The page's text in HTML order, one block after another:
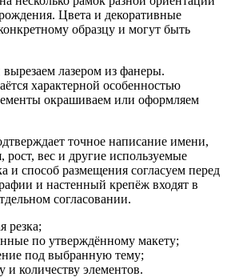
Цвета и декоративные
образцу и могут быть
лазером из фанеры.
характерной особенностью
окрашиваем или оформляем
точное написание имени,
рост, вес и другие используемые
и способ размещения согласуем перед
и настенный крепёж входят в
согласовании.
резка;
по утверждённому макету;
под выбранную тему;
и количеству элементов.